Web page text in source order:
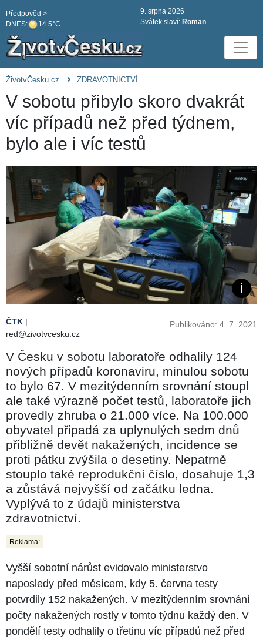
DNES: 14.5°C
Předpověd >
9. srpna 2026
Svátek slaví: Roman
ŽivotvČesku.cz ZDRAVOTNICTVÍ
V sobotu přibylo skoro dvakrát
víc případů než před týdnem,
bylo ale i víc testů
ČTK |
red@zivotvcesku.cz
Publikováno: 4. 7. 2021
V Česku v sobotu laboratoře odhalily 124
nových případů koronaviru, minulou sobotu
to bylo 67. V mezitýdenním srovnání stoupl
ale také výrazně počet testů, laboratoře jich
provedly zhruba o 21.000 více. Na 100.000
obyvatel připadá za uplynulých sedm dnů
přibližně devět nakažených, incidence se
proti pátku zvýšila o desetiny. Nepatrně
stouplo také reprodukční číslo, dosahuje 1,3
a zůstává nejvyšší od začátku ledna.
Vyplývá to z údajů ministerstva
zdravotnictví.
Reklama:
Vyšší sobotní nárůst evidovalo ministerstvo
naposledy před měsícem, kdy 5. června testy
potvrdily 152 nakažených. V mezitýdenním srovnání
počty nakažených rostly v tomto týdnu každý den. V
pondělí testy odhalily o třetinu víc případů než před